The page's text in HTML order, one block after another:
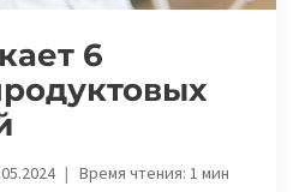
6
Время чтения: 1мин